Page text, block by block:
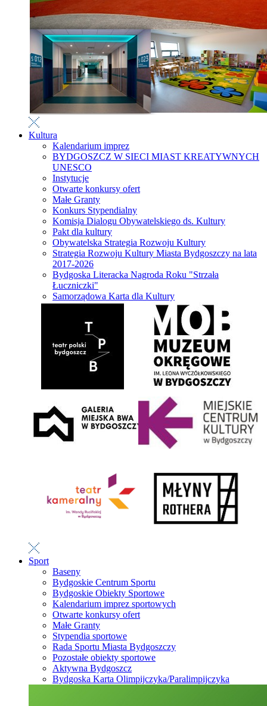
Kultura
Kalendarium imprez
BYDGOSZCZ W SIECI MIAST KREATYWNYCH
UNESCO
Instytucje
Otwarte konkursy ofert
Małe Granty
Konkurs Stypendialny
Komisja Dialogu Obywatelskiego ds. Kultury
Pakt dla kultury
Obywatelska Strategia Rozwoju Kultury
Strategia Rozwoju Kultury Miasta Bydgoszczy na lata
2017-2026
Bydgoska Literacka Nagroda Roku "Strzała
Łuczniczki"
Samorządowa Karta dla Kultury
Sport
Baseny
Bydgoskie Centrum Sportu
Bydgoskie Obiekty Sportowe
Kalendarium imprez sportowych
Otwarte konkursy ofert
Małe Granty
Stypendia sportowe
Rada Sportu Miasta Bydgoszczy
Pozostałe obiekty sportowe
Aktywna Bydgoszcz
Bydgoska Karta Olimpijczyka/Paralimpijczyka